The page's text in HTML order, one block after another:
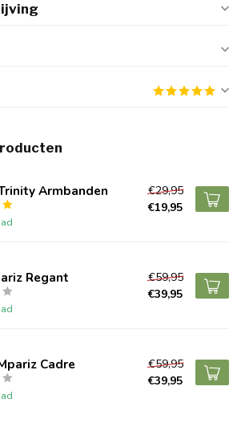
Armbanden
€29,95
€19,95
Regant
€59,95
€39,95
Cadre
€59,95
€39,95